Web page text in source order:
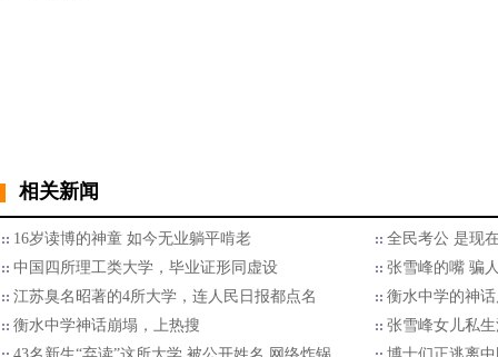
相关新闻
16岁读博的神童 如今无业躺平啃老
全民考公 是现
中国四所理工类大学，毕业证形同虚设
张雪峰的嘴 骗
江苏臭名昭著的4所大学，连人民日报都点名
衡水中学的神
衡水中学神话崩塌，上热搜
张雪峰女儿私